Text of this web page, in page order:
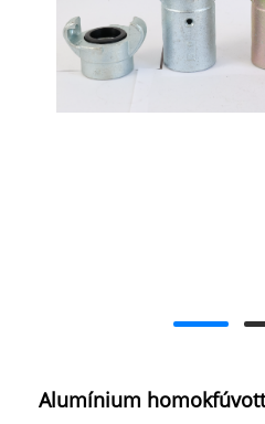
Alumínium